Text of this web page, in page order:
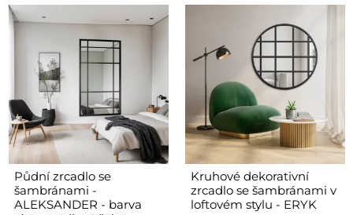
Půdní zrcadlo se
šambránami -
ALEKSANDER - barva
Kruhové dekorativní
zrcadlo se šambránami v
loftovém stylu - ERYK